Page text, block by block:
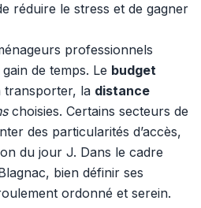
réduire le stress et de gagner
professionnels
de temps. Le budget
transporter, la distance
choisies. Certains secteurs de
des particularités d’accès,
du jour J. Dans le cadre
bien définir ses
ordonné et serein.